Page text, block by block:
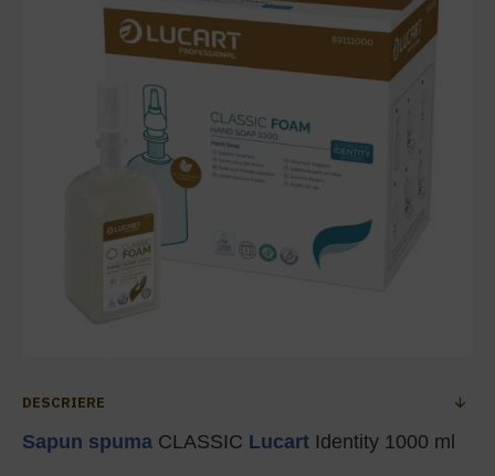
DESCRIERE
Sapun spuma CLASSIC Lucart Identity 1000 ml